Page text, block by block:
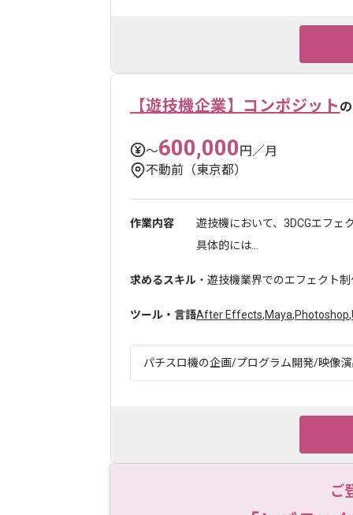
【遊技機企業】コンポジット
〜600,000円／月
不動前（東京都）
作業内容
遊技機において、3DCGエフェ
具体的には...
求めるスキル ・遊技機業界でのエフェクト
ツール・言語After Effects,Maya,Photoshop,
パチスロ機の企画/プログラム開発/映像
ご